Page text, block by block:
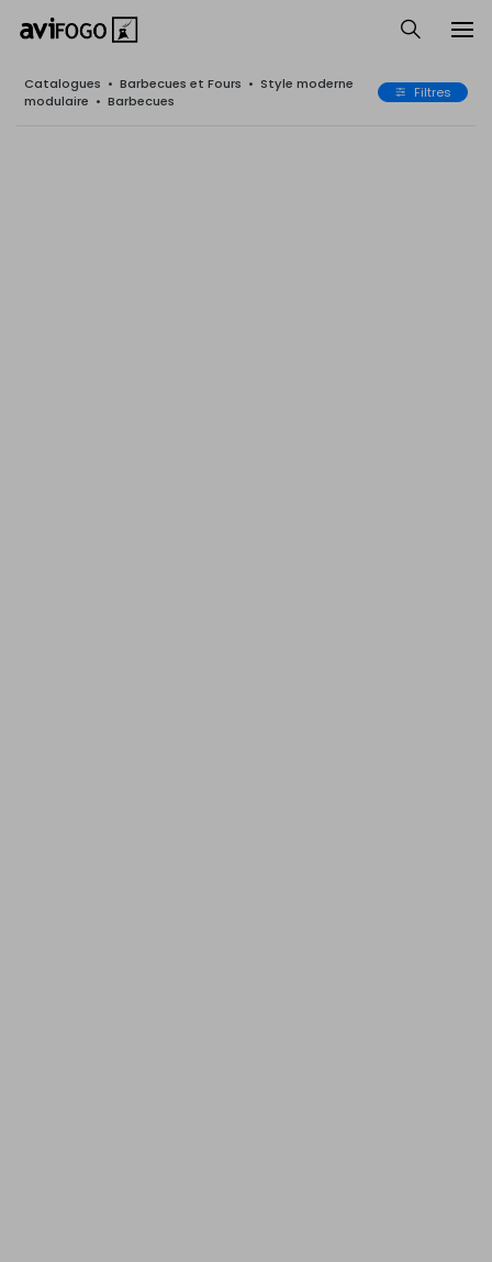
Catalogues • Barbecues et Fours • Style moderne
modulaire • Barbecues Filtres